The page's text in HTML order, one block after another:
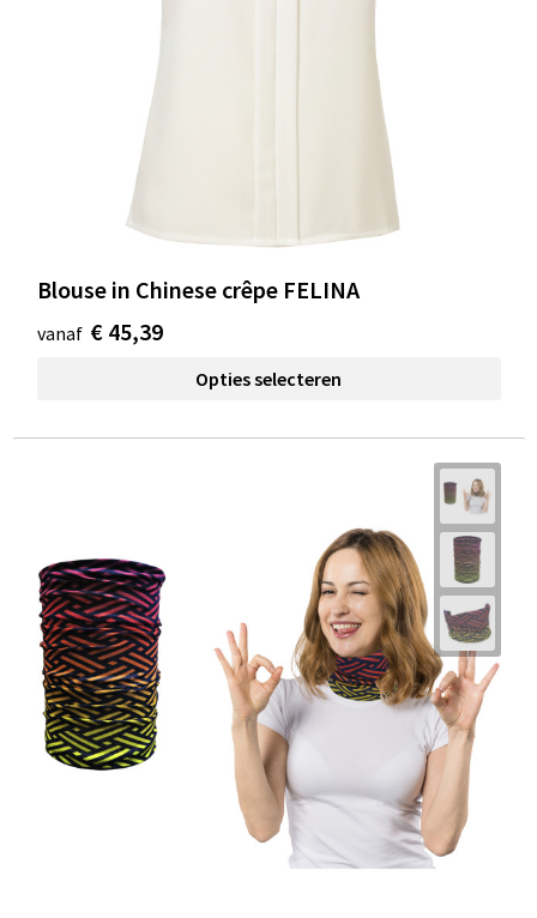
Blouse in Chinese crêpe FELINA
vanaf € 45,39
Opties selecteren